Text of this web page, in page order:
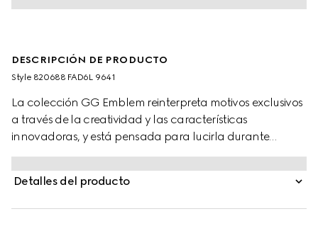
DESCRIPCIÓN DE PRODUCTO
Style ‎820688 FAD6L 9641
La colección GG Emblem reinterpreta motivos exclusivos
a través de la creatividad y las características
innovadoras, y está pensada para lucirla durante
muchos años. Parte de la última línea de accesorios
pequeños, esta cartera con cadena se ha fabricado en
el nuevo tejido con monograma GG en beige y blanco.
Detalles del producto